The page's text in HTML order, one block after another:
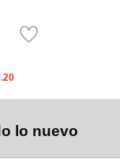
lo nuevo